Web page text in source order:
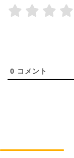
0 コメント